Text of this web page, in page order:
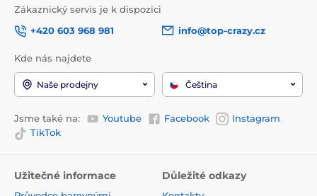
Zákaznický servis je k dispozici
+420 603 968 981
info@top-crazy.cz
Kde nás najdete
Naše prodejny Čeština
Jsme také na: Youtube Facebook
Instagram
TikTok
Užitečné informace Důležité odkazy